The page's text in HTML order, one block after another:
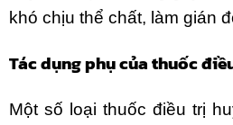
khó chịu thể chất, làm gián
Tác dụng phụ của thuốc
Một số loại thuốc điều trị